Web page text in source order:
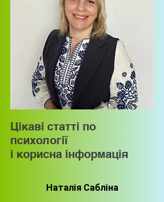
Цікаві статті по
психології
і корисна інформація
Наталія Сабліна